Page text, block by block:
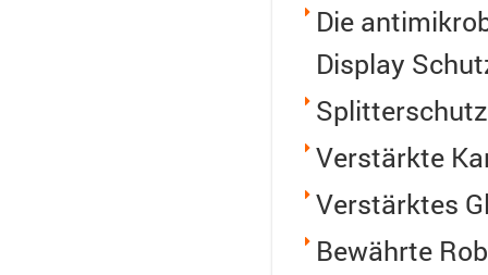
Die
Display
Verstärkte
Verstärktes
Bewährte